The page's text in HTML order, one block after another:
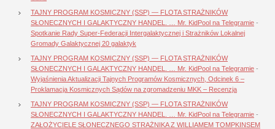
TAJNY PROGRAM KOSMICZNY (SSP) — FLOTA STRAŻNIKÓW
SŁONECZNYCH I GALAKTYCZNY HANDEL. … Mr. KidPool na Telegramie -
Spotkanie Rady Super-Federacji Intergalaktycznej i Strażników Lokalnej
Gromady Galaktycznej 20 galaktyk
TAJNY PROGRAM KOSMICZNY (SSP) — FLOTA STRAŻNIKÓW
SŁONECZNYCH I GALAKTYCZNY HANDEL. … Mr. KidPool na Telegramie -
Wyjaśnienia Aktualizacji Tajnych Programów Kosmicznych, Odcinek 6 –
Proklamacja Kosmicznych Sądów na zgromadzeniu MKK – Recenzja
TAJNY PROGRAM KOSMICZNY (SSP) — FLOTA STRAŻNIKÓW
SŁONECZNYCH I GALAKTYCZNY HANDEL. … Mr. KidPool na Telegramie -
ZAŁOŻYCIELE SŁONECZNEGO STRAŻNIKA Z WILLIAMEM TOMPKINSEM